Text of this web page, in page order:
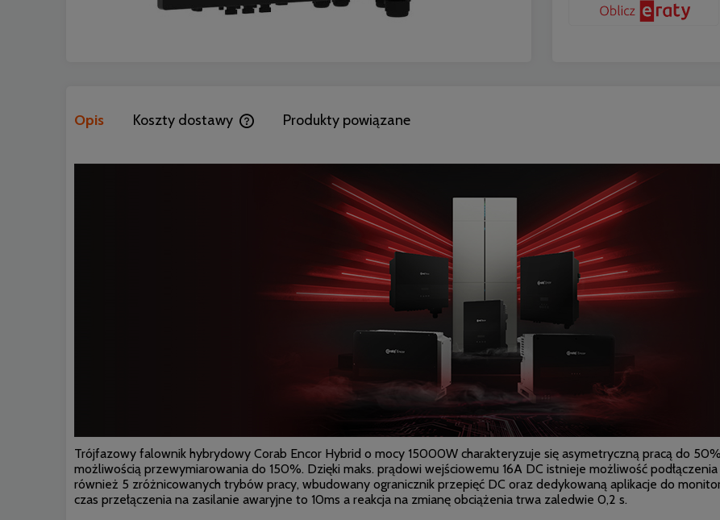
Opis Koszty dostawy Produkty powiązane
Trójfazowy falownik hybrydowy Corab Encor Hybrid o mocy 15000W charakteryzuje się asymetryczną pracą do
możliwością przewymiarowania do 150%. Dzięki maks. prądowi wejściowemu 16A DC istnieje możliwość
również 5 zróżnicowanych trybów pracy, wbudowany ogranicznik przepięć DC oraz dedykowaną aplikacje do
czas przełączenia na zasilanie awaryjne to 10ms a reakcja na zmianę obciążenia trwa zaledwie 0,2 s.